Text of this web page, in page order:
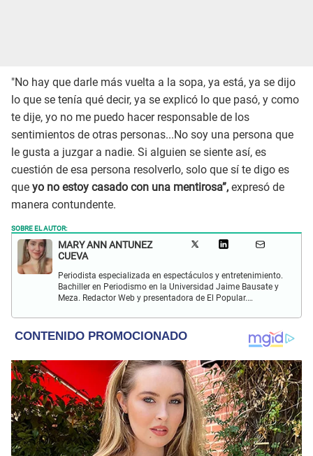
"No hay que darle más vuelta a la sopa, ya está, ya se dijo
lo que se tenía qué decir, ya se explicó lo que pasó, y como
te dije, yo no me puedo hacer responsable de los
sentimientos de otras personas...No soy una persona que
le gusta a juzgar a nadie. Si alguien se siente así, es
cuestión de esa persona resolverlo, solo que sí te digo es
que yo no estoy casado con una mentirosa”, expresó de
manera contundente.
SOBRE EL AUTOR:
MARY ANN ANTUNEZ
CUEVA
Periodista especializada en espectáculos y entretenimiento.
Bachiller en Periodismo en la Universidad Jaime Bausate y
Meza. Redactor Web y presentadora de El Popular.
y espectáculos internacional.